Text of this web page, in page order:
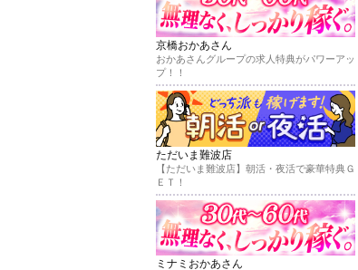
京橋おかあさん
おかあさんグループの求人特典がパワーアッ
プ！！
ただいま難波店
【ただいま難波店】朝活・夜活で豪華特典Ｇ
ＥＴ！
ミナミおかあさん